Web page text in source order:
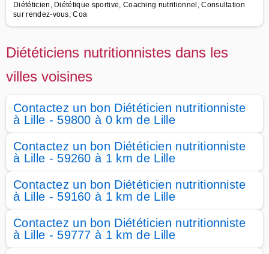
Diététicien, Diététique sportive, Coaching nutritionnel, Consultation
sur rendez-vous, Coa
Diététiciens nutritionnistes dans les
villes voisines
Contactez un bon Diététicien nutritionniste
à Lille - 59800 à 0 km de Lille
Contactez un bon Diététicien nutritionniste
à Lille - 59260 à 1 km de Lille
Contactez un bon Diététicien nutritionniste
à Lille - 59160 à 1 km de Lille
Contactez un bon Diététicien nutritionniste
à Lille - 59777 à 1 km de Lille